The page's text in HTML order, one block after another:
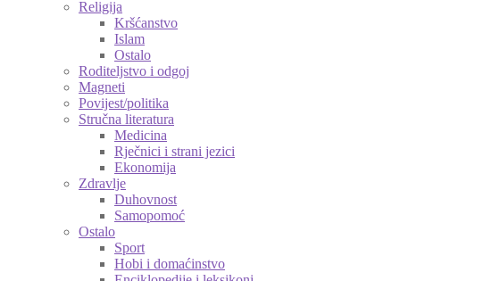
Religija
Kršćanstvo
Islam
Ostalo
Roditeljstvo i odgoj
Magneti
Povijest/politika
Stručna literatura
Medicina
Rječnici i strani jezici
Ekonomija
Zdravlje
Duhovnost
Samopomoć
Ostalo
Sport
Hobi i domaćinstvo